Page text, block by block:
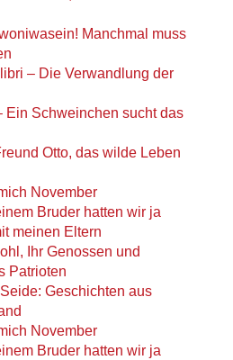
Manchmal muss
– Die Verwandlung der
Ein Schweinchen sucht das
Otto, das wilde Leben
November
Bruder hatten wir ja
meinen Eltern
Ihr Genossen und
Patrioten
Geschichten aus
November
Bruder hatten wir ja